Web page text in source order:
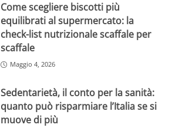
Come scegliere biscotti più
equilibrati al supermercato: la
check-list nutrizionale scaffale per
scaffale
Maggio 4, 2026
Sedentarietà, il conto per la sanità:
quanto può risparmiare l’Italia se si
muove di più